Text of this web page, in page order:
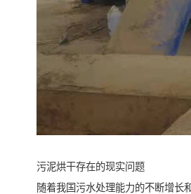
污泥烘干存在的现实问题
随着我国污水处理能力的不断增长